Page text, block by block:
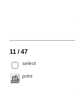
11 / 47
select
print